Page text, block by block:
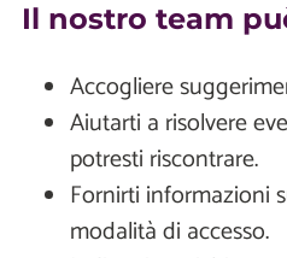
Il nostro team
Accogliere
Aiutarti a risolvere
potresti riscontrare.
Fornirti informazioni
modalità di accesso.